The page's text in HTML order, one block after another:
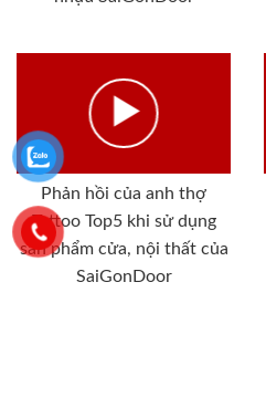
Phản hồi của anh thợ
Tattoo Top5 khi sử dụng
sản phẩm cửa, nội thất của
SaiGonDoor